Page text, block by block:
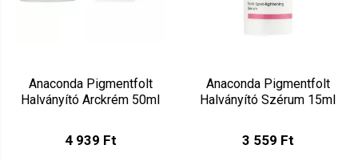
Anaconda Pigmentfolt
Halványító Arckrém 50ml
4 939 Ft
Anaconda Pigmentfolt
Halványító Szérum 15ml
3 559 Ft